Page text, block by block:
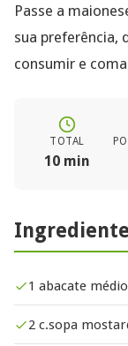
Passe a
sua preferência,
consumir e
TOTAL
10 min
1 abacate médio
2 c.sopa